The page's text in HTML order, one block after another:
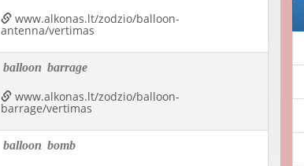
www.alkonas.lt/zodzio/balloon-
antenna/vertimas
balloon barrage
www.alkonas.lt/zodzio/balloon-
barrage/vertimas
balloon bomb